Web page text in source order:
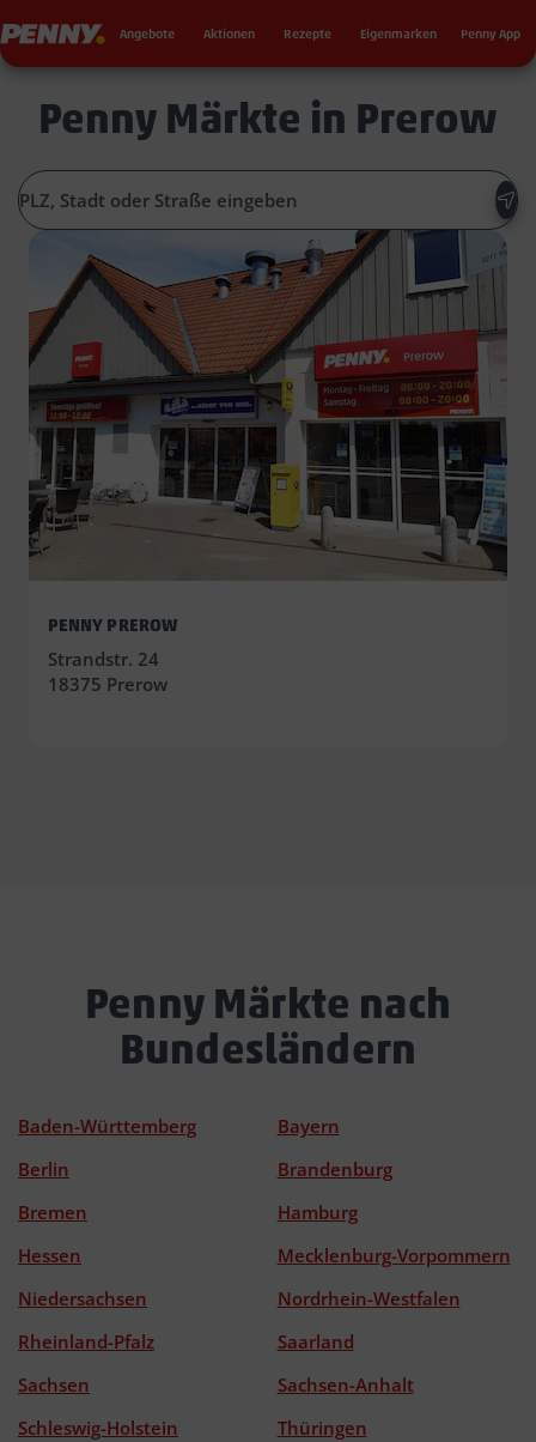
Penny Angebote Aktionen Rezepte Eigenmarken Penny App
Penny Märkte in Prerow
PENNY PREROW
Strandstr. 24
18375 Prerow
Penny Märkte nach
Bundesländern
Baden-Württemberg
Bayern
Berlin
Brandenburg
Bremen
Hamburg
Hessen
Mecklenburg-Vorpommern
Niedersachsen
Nordrhein-Westfalen
Rheinland-Pfalz
Saarland
Sachsen
Sachsen-Anhalt
Schleswig-Holstein
Thüringen